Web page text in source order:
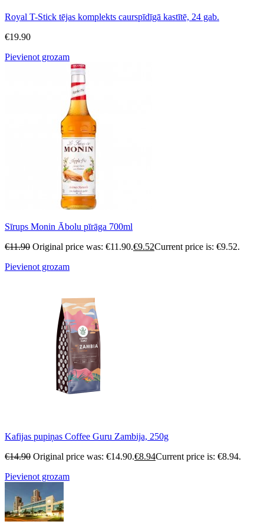
Royal T-Stick tējas komplekts caurspīdīgā kastītē, 24 gab.
€19.90
Pievienot grozam
Sīrups Monin Ābolu pīrāga 700ml
€11.90 Original price was: €11.90.€9.52Current price is: €9.52.
Pievienot grozam
Kafijas pupiņas Coffee Guru Zambija, 250g
€14.90 Original price was: €14.90.€8.94Current price is: €8.94.
Pievienot grozam